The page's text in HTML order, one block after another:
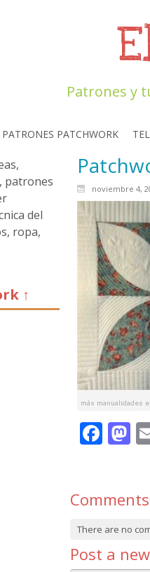
Patrones y
PATRONES PATCHWORK
patrones
del
ropa,
↑
noviembre 4,
Comments
There are no
Post a